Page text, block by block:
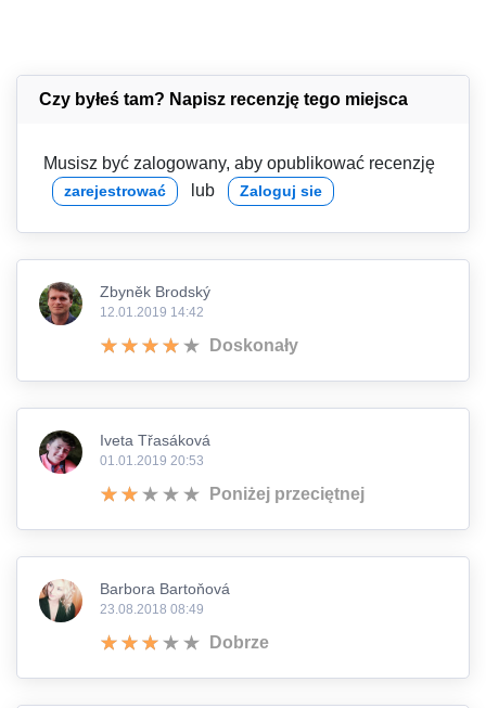
Czy byłeś tam? Napisz recenzję tego miejsca
Musisz być zalogowany, aby opublikować recenzję
zarejestrować lub Zaloguj sie
Zbyněk Brodský
12.01.2019 14:42
Doskonały
Iveta Třasáková
01.01.2019 20:53
Poniżej przeciętnej
Barbora Bartoňová
23.08.2018 08:49
Dobrze